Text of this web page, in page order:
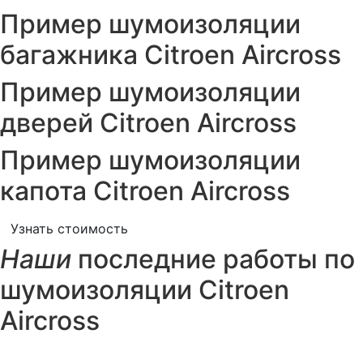
Пример шумоизоляции
багажника Citroen Aircross
Пример шумоизоляции
дверей Citroen Aircross
Пример шумоизоляции
капота Citroen Aircross
Узнать стоимость
Наши последние работы по
шумоизоляции Citroen
Aircross